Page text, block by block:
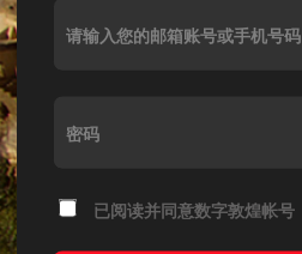
请输入您的邮箱账号或手机号码
密码
已阅读并同意数字敦煌帐号